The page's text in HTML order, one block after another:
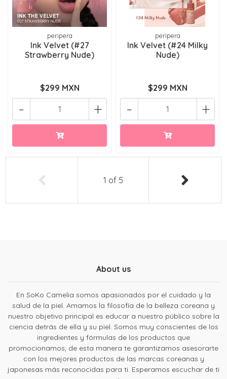
peripera
Ink Velvet (#27
Strawberry Nude)
$299 MXN
+
-
peripera
Ink Velvet (#24 Milky
Nude)
$299 MXN
+
-
1 of 5
About us
En SoKo Camelia somos apasionados por el cuidado y la
salud de la piel. Amamos la filosofía de la belleza coreana y
nuestro objetivo principal es educar a nuestro público sobre la
ciencia detrás de ella y su piel. Somos muy conscientes de los
ingredientes y fórmulas de los productos que
promocionamos, de esta manera te garantizamos asesorarte
con los mejores productos de las marcas coreanas y
japonesas más reconocidas para ti. Esperamos escuchar de ti